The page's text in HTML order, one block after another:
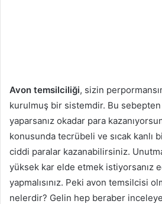
Avon temsilciliği, sizin
kurulmuş bir sistemdir. Bu sebepten
yaparsanız okadar para
konusunda tecrübeli ve sıcak kanlı
ciddi paralar kazanabilirsiniz.
yüksek kar elde etmek istiyorsanız
yapmalısınız. Peki avon temsilcisi
nelerdir? Gelin hep beraber